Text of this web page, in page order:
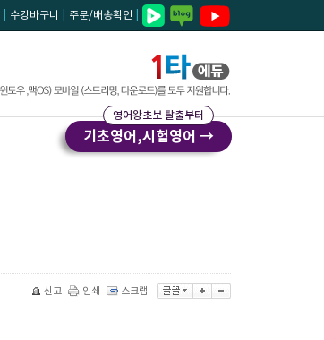
수강바구니 주문/배송확인
기초영어,시험영어 →
영어왕초보 탈출부터
신고 인쇄 스크랩